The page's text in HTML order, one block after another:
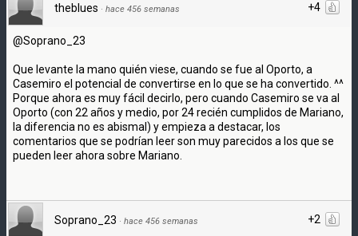
+4
theblues · hace 456 semanas
@Soprano_23
Que levante la mano quién viese, cuando se fue al Oporto, a
Casemiro el potencial de convertirse en lo que se ha convertido. ^^
Porque ahora es muy fácil decirlo, pero cuando Casemiro se va al
Oporto (con 22 años y medio, por 24 recién cumplidos de Mariano,
la diferencia no es abismal) y empieza a destacar, los
comentarios que se podrían leer son muy parecidos a los que se
pueden leer ahora sobre Mariano.
+2
Soprano_23 · hace 456 semanas